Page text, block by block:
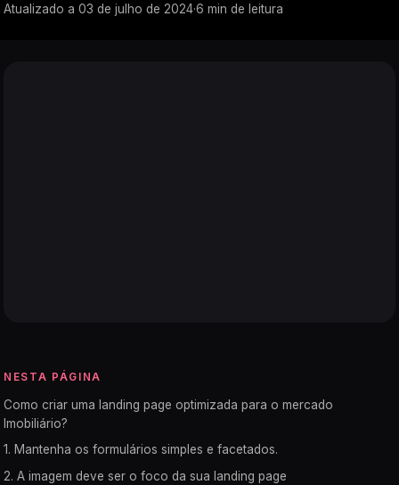
Atualizado a 03 de julho de 2024·6 min de leitura
NESTA PÁGINA
Como criar uma landing page optimizada para o mercado
Imobiliário?
1. Mantenha os formulários simples e facetados.
2. A imagem deve ser o foco da sua landing page